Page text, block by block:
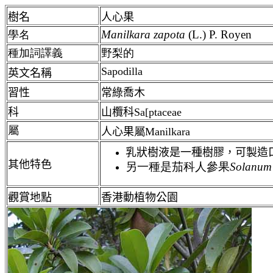
樹名
人心果
學名
Manilkara zapota (L.) P. Royen
種加詞譯義
野梨的
英文名稱
Sapodilla
習性
常綠喬木
科
山欖科Sa[ptaceae
屬
人心果屬Manilkara
其他特色
乳狀樹液是一種樹膠，可製造
另一種是茄科人參果
觀賞地點 香港動植物公園